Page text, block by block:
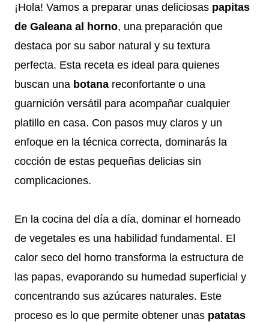
¡Hola! Vamos a preparar unas deliciosas papitas
de Galeana al horno, una preparación que
destaca por su sabor natural y su textura
perfecta. Esta receta es ideal para quienes
buscan una botana reconfortante o una
guarnición versátil para acompañar cualquier
platillo en casa. Con pasos muy claros y un
enfoque en la técnica correcta, dominarás la
cocción de estas pequeñas delicias sin
complicaciones.
En la cocina del día a día, dominar el horneado
de vegetales es una habilidad fundamental. El
calor seco del horno transforma la estructura de
las papas, evaporando su humedad superficial y
concentrando sus azúcares naturales. Este
proceso es lo que permite obtener unas patatas